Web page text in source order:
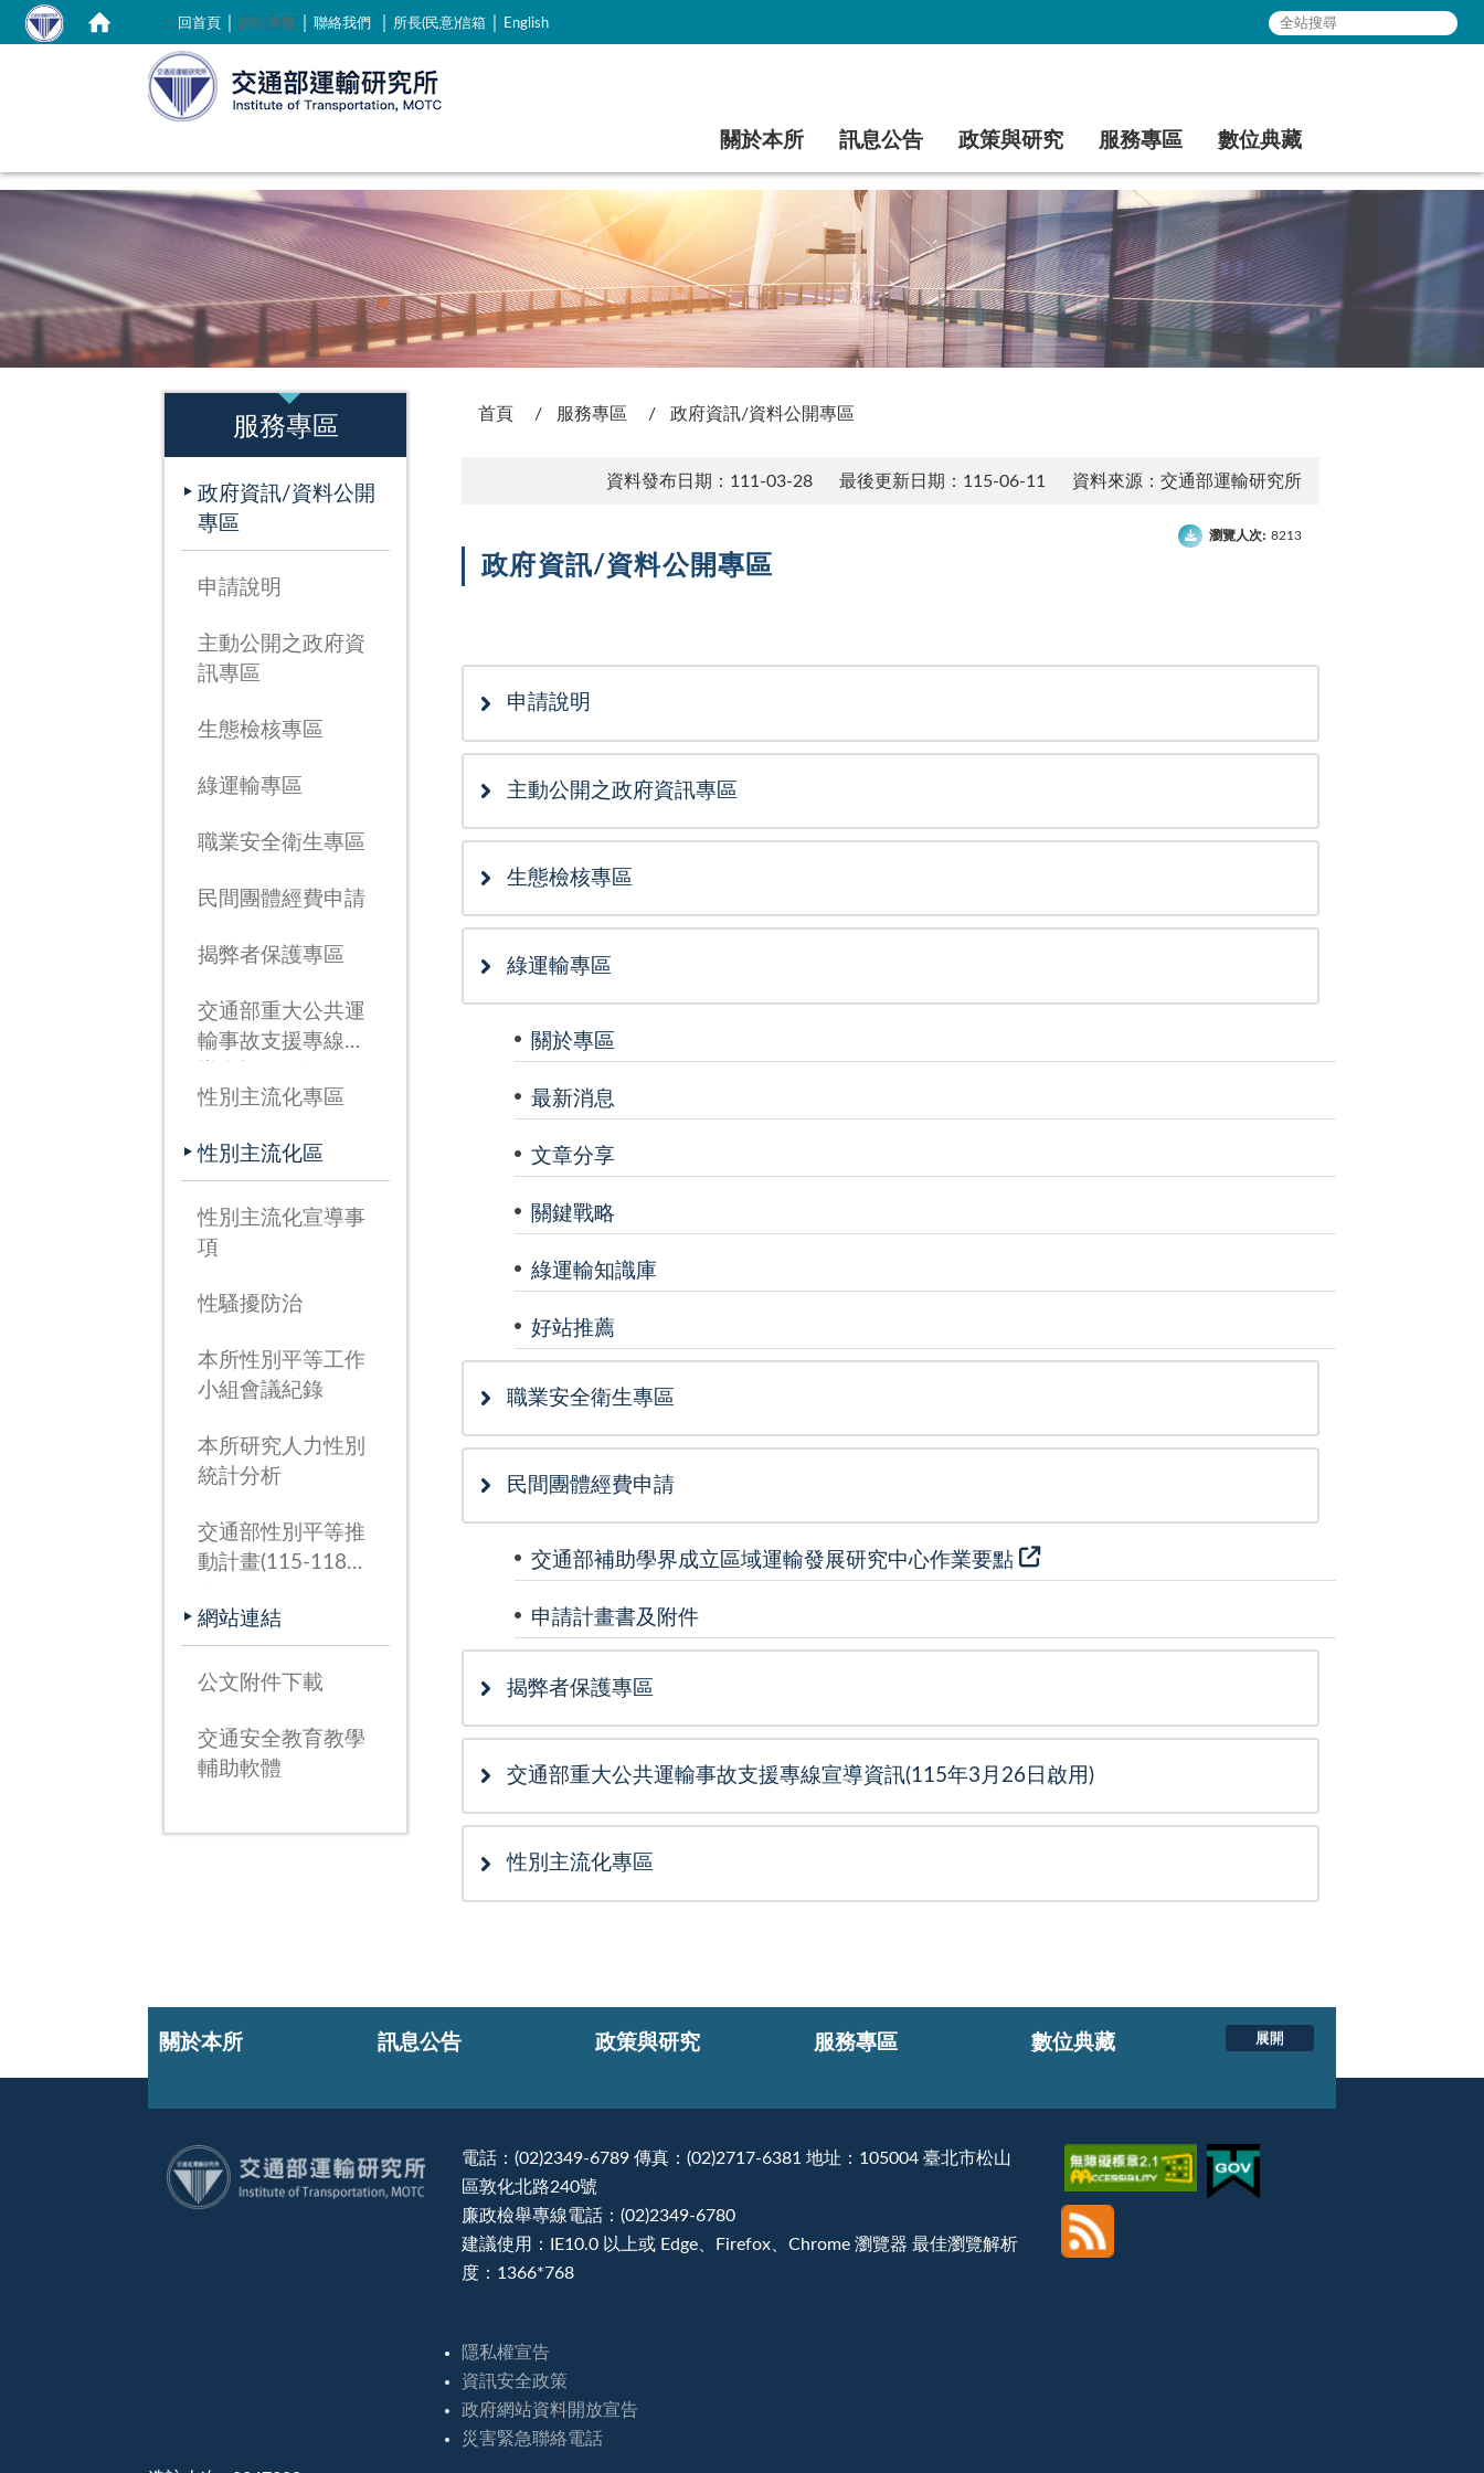
::: 回首頁｜ 網站導覽 聯絡我們｜ 所長(民意)信箱｜ English
關於本所 訊息公告 政策與研究 服務專區 數位典藏
服務專區
政府資訊/資料公開
專區
申請說明
主動公開之政府資
訊專區
生態檢核專區
綠運輸專區
職業安全衛生專區
民間團體經費申請
揭弊者保護專區
交通部重大公共運
輸事故支援專線宣
26日啟用)
性別主流化專區
性別主流化區
性別主流化宣導事
項
性騷擾防治
本所性別平等工作
小組會議紀錄
本所研究人力性別
統計分析
交通部性別平等推
動計畫(115-118
網站連結
公文附件下載
交通安全教育教學
輔助軟體
首頁 服務專區 政府資訊/資料公開專區
資料發布日期：111-03-28 最後更新日期：115-06-11 資料來源：交通部運輸研究所
瀏覽人次: 8213
政府資訊/資料公開專區
申請說明
主動公開之政府資訊專區
生態檢核專區
綠運輸專區
關於專區
最新消息
文章分享
關鍵戰略
綠運輸知識庫
好站推薦
職業安全衛生專區
民間團體經費申請
交通部補助學界成立區域運輸發展研究中心作業要點
申請計畫書及附件
揭弊者保護專區
交通部重大公共運輸事故支援專線宣導資訊(115年3月26日啟用)
性別主流化專區
展開
關於本所 訊息公告 政策與研究 服務專區 數位典藏
電話：(02)2349-6789 傳真：(02)2717-6381 地址：105004 臺北市松山
區敦化北路240號
廉政檢舉專線電話：(02)2349-6780
建議使用：IE10.0 以上或 Edge、Firefox、Chrome 瀏覽器 最佳瀏覽解析
度：1366*768
隱私權宣告
資訊安全政策
政府網站資料開放宣告
災害緊急聯絡電話